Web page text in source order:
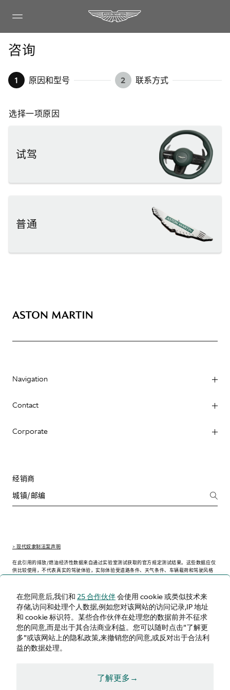
在您同意后,我们和 25 合作伙伴会使用 cookie 或类似技术来
存储,访问和处理个人数据,例如您对该网站的访问记录,IP 地址
和 cookie 标识符。某些合作伙伴在处理您的数据前并不征求
您的同意,而是出于其合法商业利益。您可以随时点击"了解更
多"或该网站上的隐私政策,来撤销您的同意,或反对出于合法利
益的数据处理。
了解更多→
咨询
1 原因和型号 2 联系方式
选择一项原因
试驾
普通
Navigation
Contact
Corporate
经销商
> 现代奴隶制法案声明
在此引用的排放/燃油经济性数据来自通过实验室测试获取的官方规定测试结果。这些数据应仅
供比较使用，不代表真实的驾驶体验，实际体验受道路条件、天气条件、车辆载荷和驾驶风格
中文（简体）